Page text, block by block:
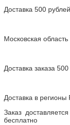
Доставка 500 рублей
Московская область
Доставка заказа
Доставка в регионы
Заказ
бесплатно